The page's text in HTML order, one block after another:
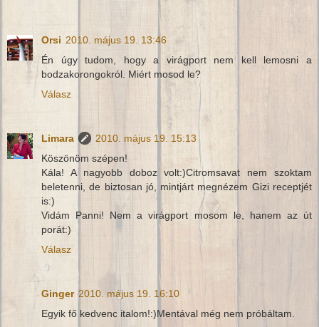
Orsi 2010. május 19. 13:46
Én úgy tudom, hogy a virágport nem kell lemosni a
bodzakorongokról. Miért mosod le?
Válasz
Limara
2010. május 19. 15:13
Köszönöm szépen!
Kála! A nagyobb doboz volt:)Citromsavat nem szoktam
beletenni, de biztosan jó, mintjárt megnézem Gizi receptjét
is:)
Vidám Panni! Nem a virágport mosom le, hanem az út
porát:)
Válasz
Ginger 2010. május 19. 16:10
Egyik fő kedvenc italom!:)Mentával még nem próbáltam.